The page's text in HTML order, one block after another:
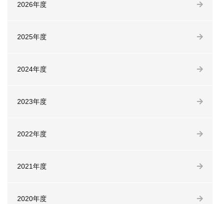
2026年度
2025年度
2024年度
2023年度
2022年度
2021年度
2020年度